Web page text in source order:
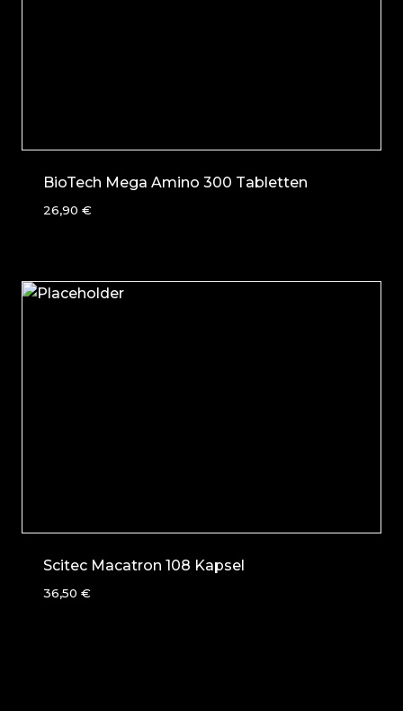
BioTech Mega Amino 300 Tabletten
26,90 €
Scitec Macatron 108 Kapsel
36,50 €